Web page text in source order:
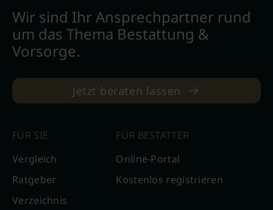
Wir sind Ihr Ansprechpartner rund
um das Thema Bestattung &
Vorsorge.
Jetzt beraten lassen
FÜR SIE
Vergleich
Ratgeber
Verzeichnis
FÜR BESTATTER
Online-Portal
Kostenlos registrieren